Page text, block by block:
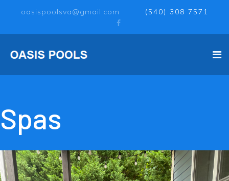
oasispoolsva@gmail.com (540) 308 7571
Spas